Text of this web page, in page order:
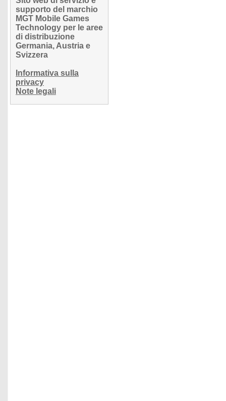
supporto del marchio
MGT Mobile Games
Technology per le aree
di distribuzione
Germania, Austria e
Svizzera
Informativa sulla
privacy
Note legali